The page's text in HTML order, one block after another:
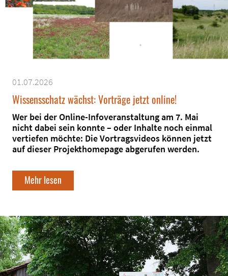
01.07.2026
Wissensschatz wächst: Vorträge jetzt online!
Wer bei der Online-Infoveranstaltung am 7. Mai
nicht dabei sein konnte – oder Inhalte noch einmal
vertiefen möchte: Die Vortragsvideos können jetzt
auf dieser Projekthomepage abgerufen werden.
Mehr lesen